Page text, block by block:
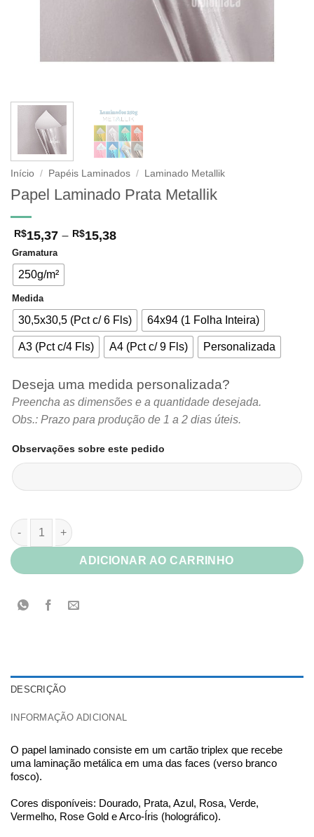
Início / Papéis Laminados / Laminado Metallik
Papel Laminado Prata Metallik
R$15,37 – R$15,38Faixa
Gramatura
250g/m²
Medida
30,5x30,5 (Pct c/ 6 Fls) 64x94 (1 Folha Inteira)
A3 (Pct c/4 Fls) A4 (Pct c/ 9 Fls) Personalizada
Deseja uma medida personalizada?
Preencha as dimensões e a quantidade desejada.
Obs.: Prazo para produção de 1 a 2 dias úteis.
Observações sobre este pedido
Papel Laminado Prata Metallik quantidade
ADICIONAR AO CARRINHO
DESCRIÇÃO
INFORMAÇÃO ADICIONAL
O papel laminado consiste em um cartão triplex que recebe
uma laminação metálica em uma das faces (verso branco
fosco).
Cores disponíveis: Dourado, Prata, Azul, Rosa, Verde,
Vermelho, Rose Gold e Arco-Íris (holográfico).